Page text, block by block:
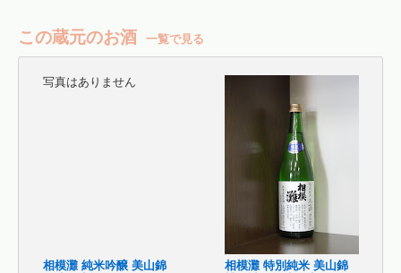
この蔵元のお酒 一覧で見る
写真はありません
相模灘 純米吟醸 美山錦
相模灘 特別純米 美山錦